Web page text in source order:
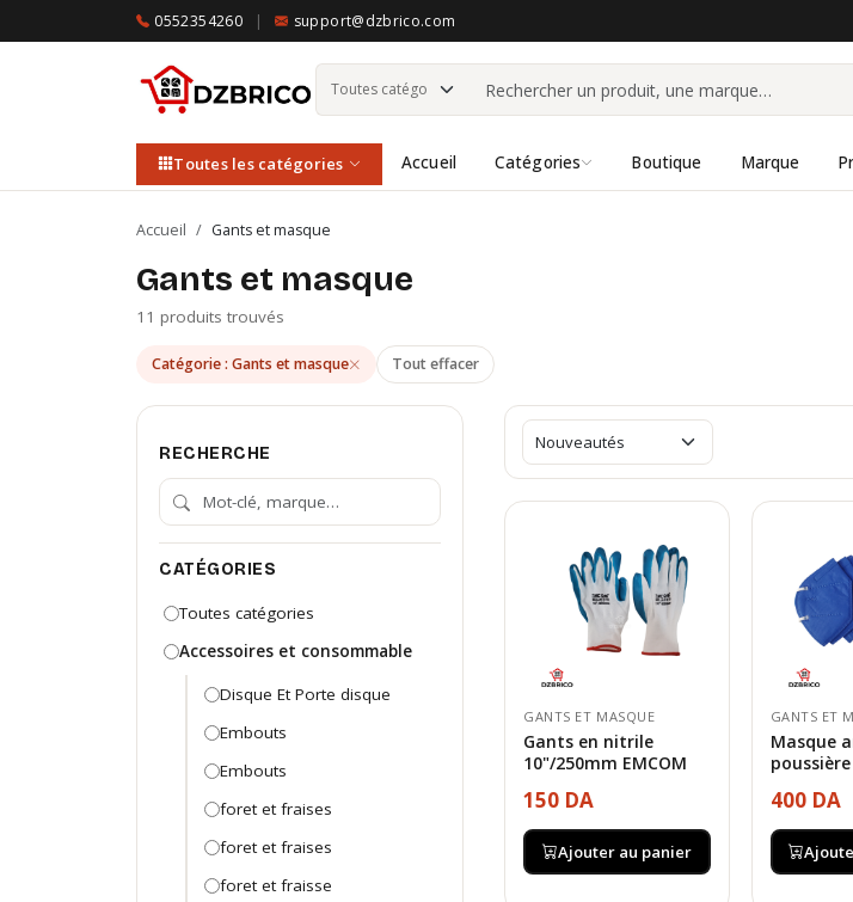
0552354260 | support@dzbrico.com
Toutes les catégories Accueil Catégories Boutique Marque
Accueil / Gants et masque
Gants et masque
11 produits trouvés
Catégorie : Gants et masque Tout effacer
RECHERCHE
CATÉGORIES
Toutes catégories
Accessoires et consommable
Disque Et Porte disque
Embouts
Embouts
foret et fraises
foret et fraises
foret et fraisse
GANTS ET MASQUE
Gants en nitrile
10"/250mm EMCOM
150 DA
Ajouter au panier
GANTS ET
Masque
400 DA